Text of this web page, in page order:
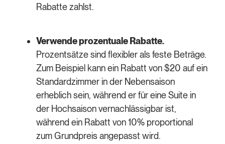
Rabatte zahlst.
Verwende prozentuale Rabatte.
Prozentsätze sind flexibler als feste Beträge.
Zum Beispiel kann ein Rabatt von $20 auf ein
Standardzimmer in der Nebensaison
erheblich sein, während er für eine Suite in
der Hochsaison vernachlässigbar ist,
während ein Rabatt von 10% proportional
zum Grundpreis angepasst wird.